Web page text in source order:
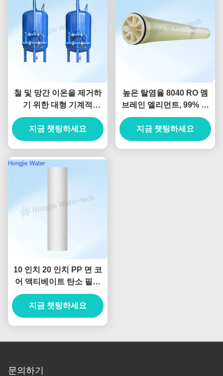
철 및 망간 이온을 제거하
기 위한 대형 기계적
50T/H 탄소 강철 필터
지금 챗팅하세요
높은 탈염율 8040 RO 멤
브레인 엘리먼트, 99% 염
제거
지금 챗팅하세요
10 인치 20 인치 PP 면 코
어 액티베이트 탄소 필터
물 필터 시스템
지금 챗팅하세요
문의하기